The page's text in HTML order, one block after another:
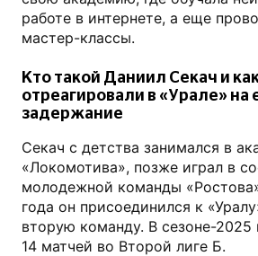
работе в интернете, а еще
мастер-классы.
Кто такой Даниил Секач и
отреагировали в «Урале» на
задержание
Секач с детства занимался в
«Локомотива», позже играл в
молодежной команды
года он присоединился к
вторую команду. В сезоне-2025
14 матчей во Второй лиге Б.